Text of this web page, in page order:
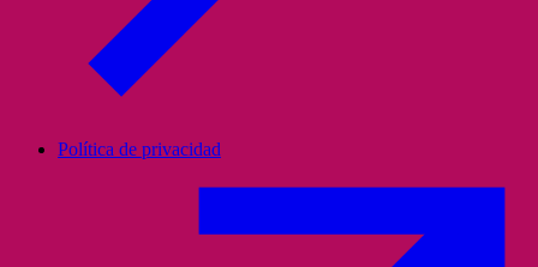
Política de privacidad